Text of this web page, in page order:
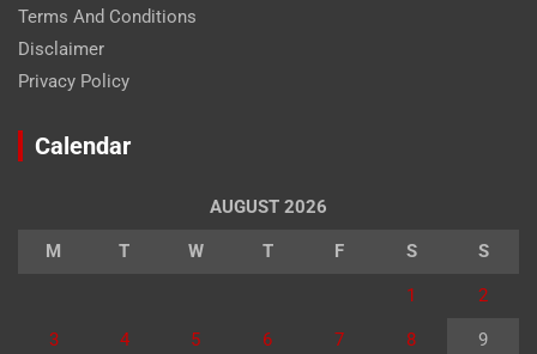
Terms And Conditions
Disclaimer
Privacy Policy
Calendar
AUGUST 2026
M T W T F S S
1 2
3 4 5 6 7 8 9